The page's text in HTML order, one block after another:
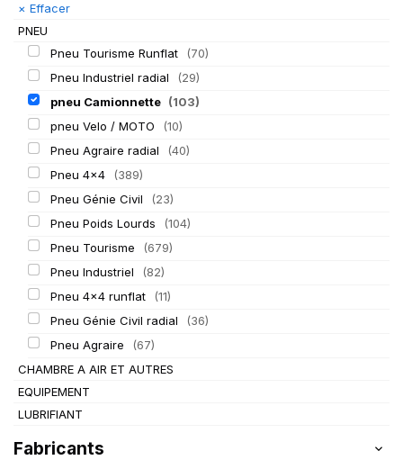
× Effacer
PNEU
Pneu Tourisme Runflat
(70)
Pneu Industriel radial
(29)
pneu Camionnette (103)
pneu Velo / MOTO
(10)
Pneu Agraire radial
(40)
Pneu 4x4
(389)
Pneu Génie Civil
(23)
Pneu Poids Lourds
(104)
Pneu Tourisme
(679)
Pneu Industriel
(82)
Pneu 4x4 runflat
(11)
Pneu Génie Civil radial
(36)
Pneu Agraire
(67)
CHAMBRE A AIR ET AUTRES
EQUIPEMENT
LUBRIFIANT
Fabricants